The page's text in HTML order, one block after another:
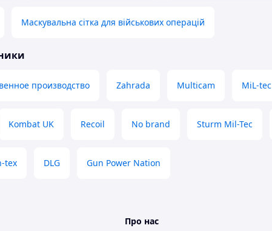
Маскувальна сітка для військових операцій
производство Zahrada Multicam MiL-tec
Kombat UK Recoil No brand Sturm Mil-Tec
tex DLG Gun Power Nation
Про нас